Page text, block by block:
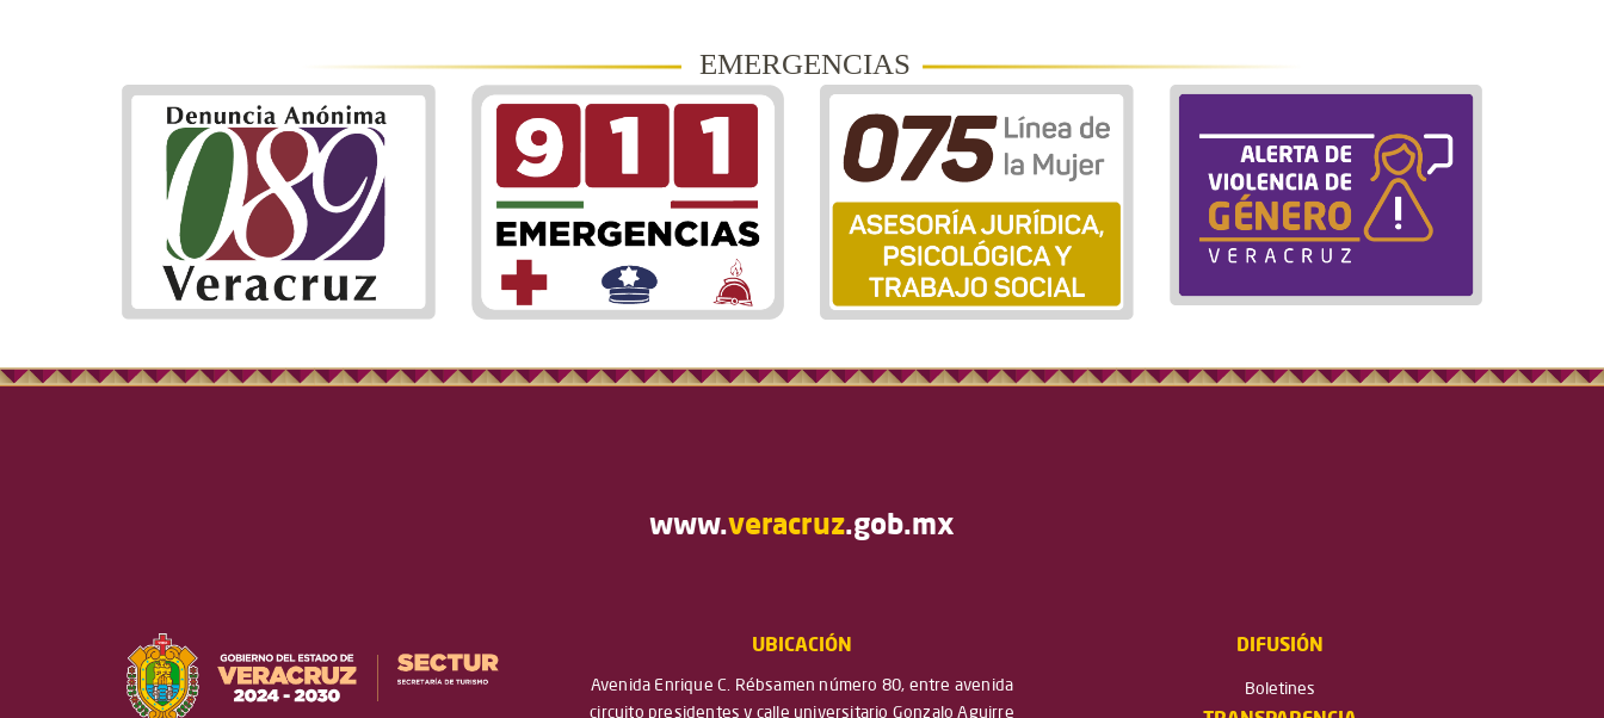
EMERGENCIAS
www.veracruz.gob.mx
UBICACIÓN
Avenida Enrique C. Rébsamen número 80, entre avenida
circuito presidentes y calle universitario Gonzalo Aguirre
DIFUSIÓN
Boletines